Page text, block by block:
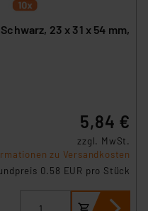
23 x 31 x 54 mm,
5,84 €
zzgl. MwSt.
zu Versandkosten
0.58 EUR pro Stück